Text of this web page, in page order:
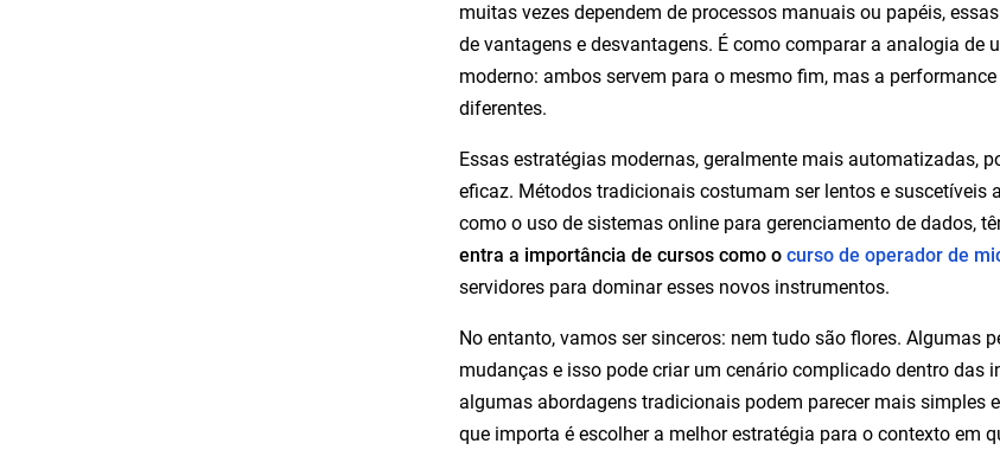
muitas vezes dependem de processos manuais ou papéis,
de vantagens e desvantagens. É como comparar a analogia de
moderno: ambos servem para o mesmo fim, mas a
diferentes.
Essas estratégias modernas, geralmente mais automatizadas,
eficaz. Métodos tradicionais costumam ser lentos e suscetíveis
como o uso de sistemas online para gerenciamento de dados,
entra a importância de cursos como o curso de operador de
servidores para dominar esses novos instrumentos.
No entanto, vamos ser sinceros: nem tudo são flores. Algumas
mudanças e isso pode criar um cenário complicado dentro das
algumas abordagens tradicionais podem parecer mais simples
que importa é escolher a melhor estratégia para o contexto em